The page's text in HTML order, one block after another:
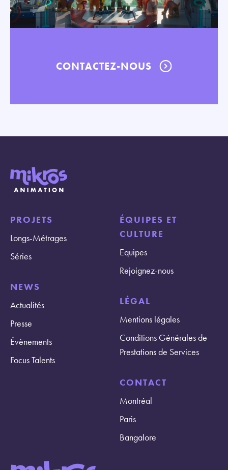
CONTACTEZ-NOUS
PROJETS
Longs-Métrages
Séries
NEWS
Actualités
Presse
Évènements
Focus Talents
ÉQUIPES ET
CULTURE
Equipes
Rejoignez-nous
LÉGAL
Mentions légales
Conditions Générales de
Prestations de Services
CONTACT
Montréal
Paris
Bangalore